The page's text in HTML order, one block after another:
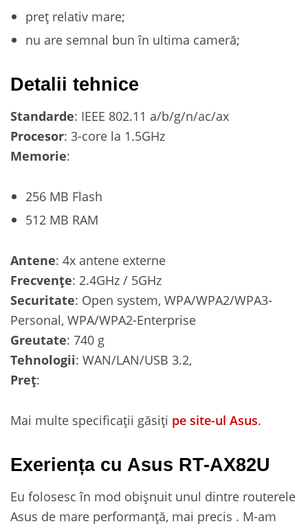
preț relativ mare;
nu are semnal bun în ultima cameră;
Detalii tehnice
Standarde: IEEE 802.11 a/b/g/n/ac/ax
Procesor: 3-core la 1.5GHz
Memorie:
256 MB Flash
512 MB RAM
Antene: 4x antene externe
Frecvențe: 2.4GHz / 5GHz
Securitate: Open system, WPA/WPA2/WPA3-
Personal, WPA/WPA2-Enterprise
Greutate: 740 g
Tehnologii: WAN/LAN/USB 3.2,
Preț:
Mai multe specificații găsiți pe site-ul Asus.
Exeriența cu Asus RT-AX82U
Eu folosesc în mod obișnuit unul dintre routerele
Asus de mare performanță, mai precis . M-am